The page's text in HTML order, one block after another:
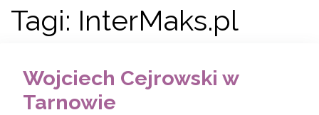
Tagi: InterMaks.pl
Wojciech Cejrowski w
Tarnowie